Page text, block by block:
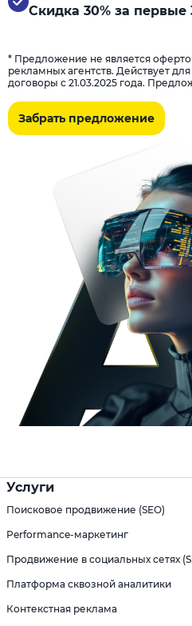
Скидка 30% за
* Предложение не является
рекламных агентств. Действует
договоры с 21.03.2025 года.
Забрать предложение
Услуги
Поисковое продвижение (SEO)
Performance-маркетинг
Продвижение в социальных сетях
Платформа сквозной аналитики
Контекстная реклама